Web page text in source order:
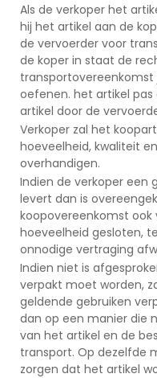
Als de verkoper het
hij het artikel aan de
de vervoerder voor
de koper in staat de
oefenen. het artikel
artikel door de
Verkoper zal het
hoeveelheid, kwaliteit
overhandigen.
Indien de verkoper een
levert dan is
koopovereenkomst ook
hoeveelheid gesloten,
onnodige vertraging
Indien niet is
verpakt moet worden,
geldende gebruiken
dan op een manier die
van het artikel en de
transport. Op dezelfde
zorgen dat het artikel